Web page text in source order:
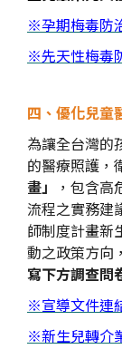
※孕期梅毒防
※先天性梅毒
四、優化兒童
為讓全台灣的
的醫療照護，
畫」
，包含
流程之實務建
師制度計畫新
動之政策方向，
寫下方調查問
※宣導文件連
※新生兒轉介